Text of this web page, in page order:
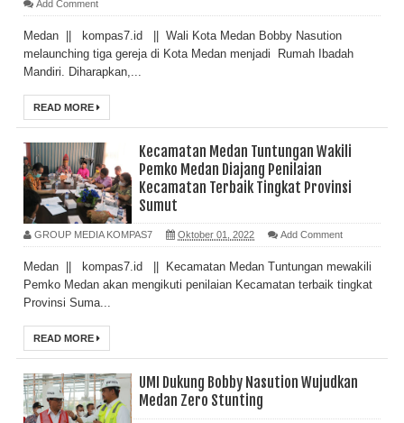
Add Comment
Medan || kompas7.id || Wali Kota Medan Bobby Nasution
melaunching tiga gereja di Kota Medan menjadi Rumah Ibadah
Mandiri. Diharapkan,...
READ MORE
Kecamatan Medan Tuntungan Wakili
Pemko Medan Diajang Penilaian
Kecamatan Terbaik Tingkat Provinsi
Sumut
GROUP MEDIA KOMPAS7 Oktober 01, 2022 Add Comment
Medan || kompas7.id || Kecamatan Medan Tuntungan mewakili
Pemko Medan akan mengikuti penilaian Kecamatan terbaik tingkat
Provinsi Suma...
READ MORE
UMI Dukung Bobby Nasution Wujudkan
Medan Zero Stunting